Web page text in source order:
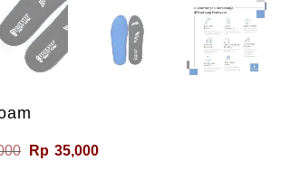
Harga
Rp 35,000Harga